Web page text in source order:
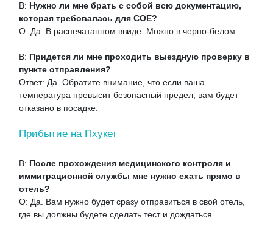
В: Нужно ли мне брать с собой всю документацию,
которая требовалась для COE?
О: Да. В распечатанном ввиде. Можно в черно-белом
В: Придется ли мне проходить выездную проверку в
пункте отправления?
Ответ: Да. Обратите внимание, что если ваша
температура превысит безопасный предел, вам будет
отказано в посадке.
Прибытие на Пхукет
В: После прохождения медицинского контроля и
иммиграционной службы мне нужно ехать прямо в
отель?
О: Да. Вам нужно будет сразу отправиться в свой отель,
где вы должны будете сделать тест и дождаться